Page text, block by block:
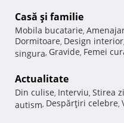
Casă şi familie
Mobila bucatarie,
Dormitoare, Design interior,
singura, Gravide, Femei
Actualitate
Din culise, Interviu, Stirea
autism, Despărţiri celebre,